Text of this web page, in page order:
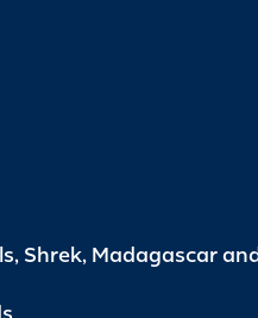
Shrek, Madagascar